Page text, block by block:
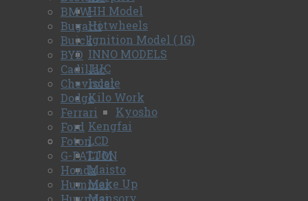
HH Model
Hotwheels
Ignition Model ( IG)
INNO MODELS
JUC
Iscale
Kilo Work
Kyosho
Kengfai
LCD
LJM
Maisto
Make Up
Mansory
BMW
Bugatti
Buick
BYD
Cadillac
Chevrolet
Dodge
Ferrari
Ford
Foton
G-PATTON
Honda
Hummer